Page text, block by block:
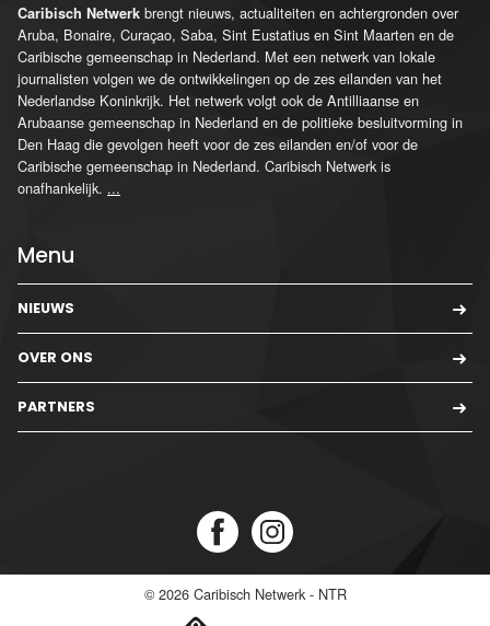
Caribisch Netwerk brengt nieuws, actualiteiten en achtergronden over
Aruba, Bonaire, Curaçao, Saba, Sint Eustatius en Sint Maarten en de
Caribische gemeenschap in Nederland. Met een netwerk van lokale
journalisten volgen we de ontwikkelingen op de zes eilanden van het
Nederlandse Koninkrijk. Het netwerk volgt ook de Antilliaanse en
Arubaanse gemeenschap in Nederland en de politieke besluitvorming in
Den Haag die gevolgen heeft voor de zes eilanden en/of voor de
Caribische gemeenschap in Nederland. Caribisch Netwerk is
onafhankelijk. ...
Menu
NIEUWS
OVER ONS
PARTNERS
© 2026 Caribisch Netwerk - NTR